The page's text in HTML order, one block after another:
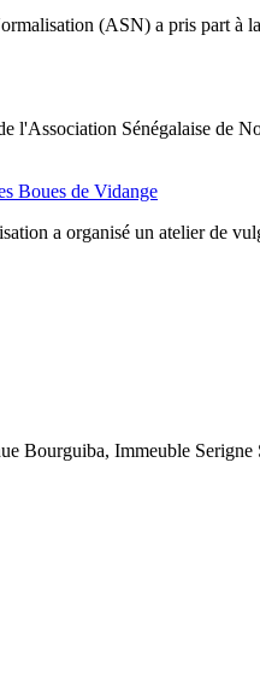
(ASN) a pris part à
l'Association Sénégalaise de
Boues de Vidange
a organisé un atelier de
Bourguiba, Immeuble Serigne